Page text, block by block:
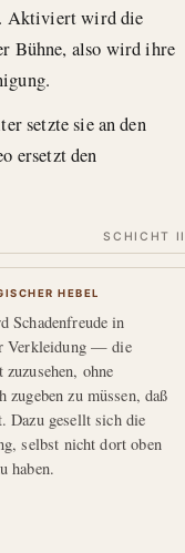
Aktiviert wird die
Bühne, also wird ihre
setzte sie an den
ersetzt den
SCHICHT II
HEBEL
Schadenfreude in
Verkleidung — die
ohne
zugeben zu müssen, daß
Dazu gesellt sich die
selbst nicht dort oben
haben.